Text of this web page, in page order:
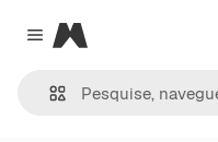
Close menu
Magnific